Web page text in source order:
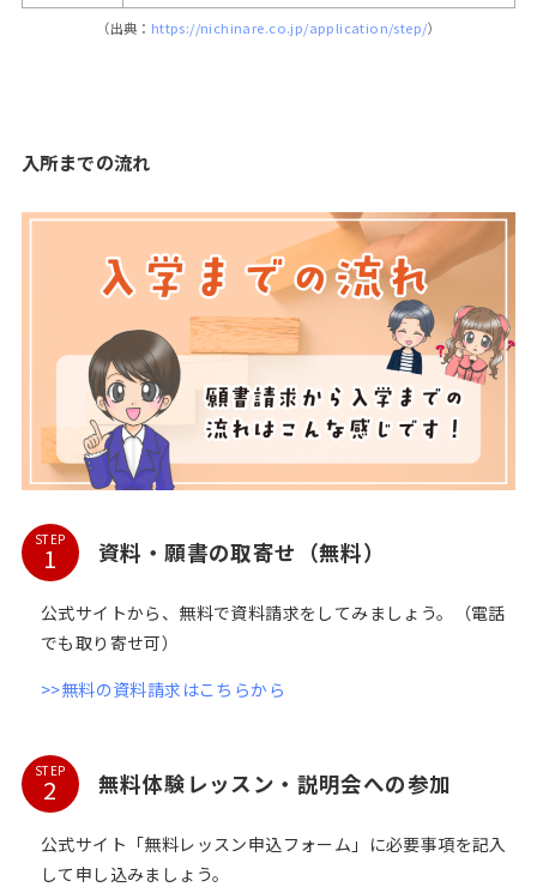
（出典： https://nichinare.co.jp/application/step/）
入所までの流れ
STEP 資料・願書の取寄せ（無料）
公式サイトから、無料で資料請求をしてみましょう。（電話
でも取り寄せ可）
>>無料の資料請求はこちらから
STEP 無料体験レッスン・説明会への参加
公式サイト「無料レッスン申込フォーム」に必要事項を記入
して申し込みましょう。